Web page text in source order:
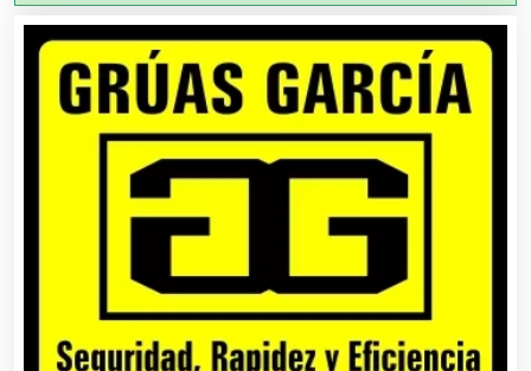
Alarmas
Albercas
Alimentos
Almacenaje